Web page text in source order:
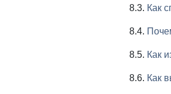
8.3. Как
8.4.
8.5. Как
8.6. Как